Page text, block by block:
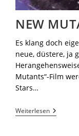
NEW
Es klang doch
neue, düstere, ja
Mutants“-Film
Stars…
Weiterlesen